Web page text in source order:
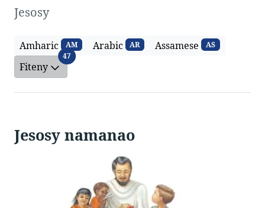
Jesosy
Amharic AM Arabic AR Assamese AS
Fiteny
47Fiteny
Jesosy namanao